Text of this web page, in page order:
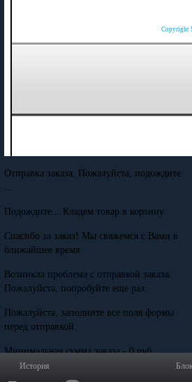
Copyright
История
Отправка заказа. Пожалуйста, подождите
...
Подождите... Кладем товар в корзину
Спасибо за заказ! Мы свяжемся с Вами в
ближайшее время
Возникла проблема с отправкой заказа.
Пожалуйста, попробуйте еще раз.
Пожалуйста, заполните все поля формы
перед отправкой.
Минимальная сумма заказа - 0 руб.